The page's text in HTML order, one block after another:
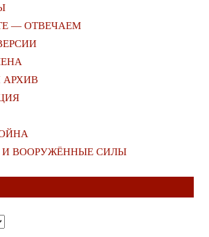
— ОТВЕЧАЕМ
ВООРУЖЁННЫЕ СИЛЫ